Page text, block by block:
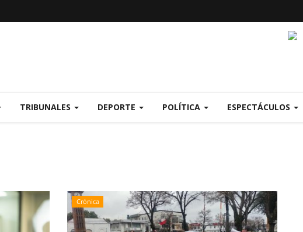
TRIBUNALES DEPORTE POLÍTICA ESPECTÁCULOS
Crónica